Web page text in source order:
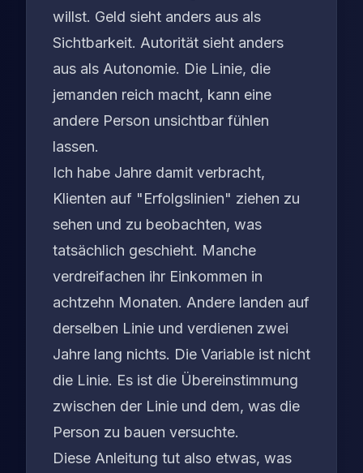
willst. Geld sieht anders aus als
Sichtbarkeit. Autorität sieht anders
aus als Autonomie. Die Linie, die
jemanden reich macht, kann eine
andere Person unsichtbar fühlen
lassen.
Ich habe Jahre damit verbracht,
Klienten auf "Erfolgslinien" ziehen zu
sehen und zu beobachten, was
tatsächlich geschieht. Manche
verdreifachen ihr Einkommen in
achtzehn Monaten. Andere landen auf
derselben Linie und verdienen zwei
Jahre lang nichts. Die Variable ist nicht
die Linie. Es ist die Übereinstimmung
zwischen der Linie und dem, was die
Person zu bauen versuchte.
Diese Anleitung tut also etwas, was